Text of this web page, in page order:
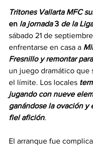
Tritones Vallarta MFC
en la jornada 3 de la Liga
sábado 21 de
enfrentarse en casa a
Fresnillo y remontar para
un juego dramático que
el límite. Los locales
jugando con nueve
ganándose la ovación y
fiel afición.
El arranque fue